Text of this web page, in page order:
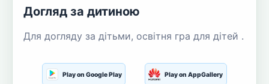
Догляд за дитиною
Для догляду за дітьми, освітня гра для дітей .
Play on Google Play Play on AppGallery